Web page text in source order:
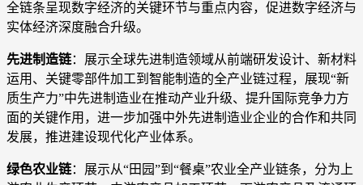
全链条呈现数字经济的关键环节与重点内容，促进数字经济与
实体经济深度融合升级。
先进制造链：展示全球先进制造领域从前端研发设计、新材料
运用、关键零部件加工到智能制造的全产业链过程，展现“新
质生产力”中先进制造业在推动产业升级、提升国际竞争力方
面的关键作用，进一步加强中外先进制造业企业的合作和共同
发展，推进建设现代化产业体系。
绿色农业链：展示从“田园”到“餐桌”农业全产业链条，分为上